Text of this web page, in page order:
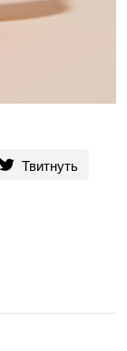
Твитнуть